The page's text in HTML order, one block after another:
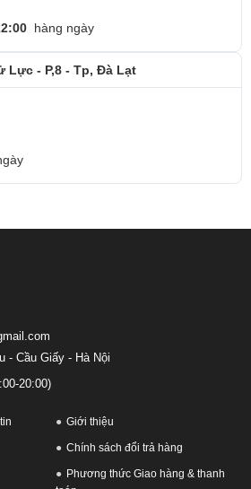
hàng ngày
Lực - P,8 - Tp, Đà Lạt
- Cầu Giấy - Hà Nội
20:00)
Giới thiệu
Chính sách đổi trả hàng
Phương thức Giao hàng & thanh